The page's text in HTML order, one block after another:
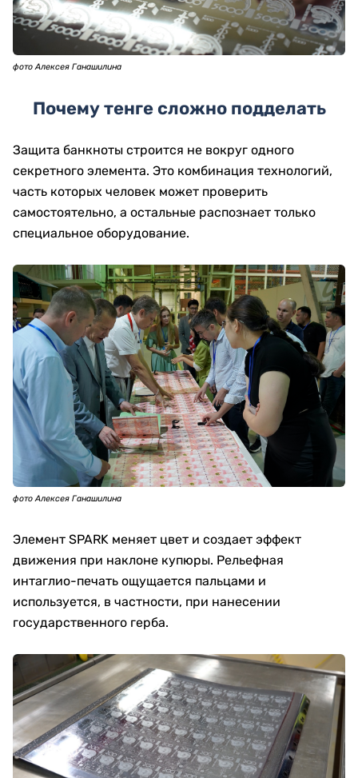
фото Алексея Ганашилина
Почему тенге сложно подделать
Защита банкноты строится не вокруг одного
секретного элемента. Это комбинация технологий,
часть которых человек может проверить
самостоятельно, а остальные распознает только
специальное оборудование.
фото Алексея Ганашилина
Элемент SPARK меняет цвет и создает эффект
движения при наклоне купюры. Рельефная
интаглио-печать ощущается пальцами и
используется, в частности, при нанесении
государственного герба.